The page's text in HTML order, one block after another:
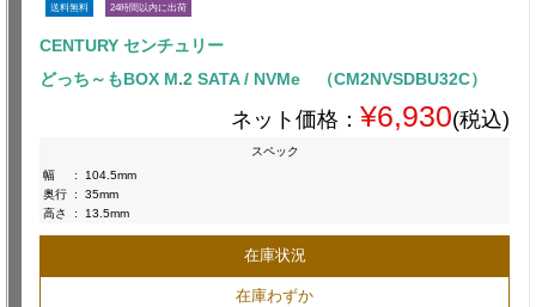
送料無料 24時間以内に出荷
CENTURY センチュリー
どっち～もBOX M.2 SATA / NVMe （CM2NVSDBU32C）
ネット価格： ¥6,930(税込)
スペック
幅
:
104.5mm
奥行 :
35mm
高さ
: 13.5mm
在庫状況
在庫わずか